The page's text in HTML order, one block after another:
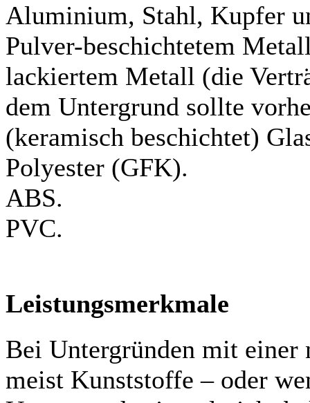
Aluminium, Stahl, Kupfer
Pulver-beschichtetem
lackiertem Metall (die
dem Untergrund sollte
(keramisch beschichtet)
Polyester (GFK).
ABS.
PVC.
Leistungsmerkmale
Bei Untergründen mit einer
meist Kunststoffe – oder